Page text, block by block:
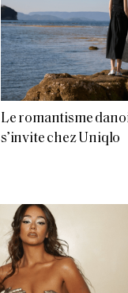
Le romantisme
s’invite chez Uniqlo